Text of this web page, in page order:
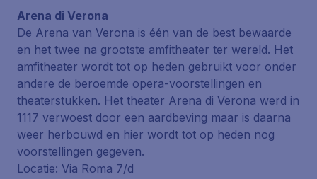
Arena di Verona
De Arena van Verona is één van de best bewaarde
en het twee na grootste amfitheater ter wereld. Het
amfitheater wordt tot op heden gebruikt voor onder
andere de beroemde opera-voorstellingen en
theaterstukken. Het theater Arena di Verona werd in
1117 verwoest door een aardbeving maar is daarna
weer herbouwd en hier wordt tot op heden nog
voorstellingen gegeven.
Locatie: Via Roma 7/d